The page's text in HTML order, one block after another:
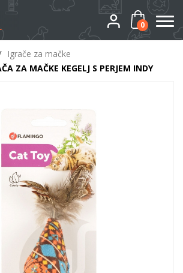
0
Igrače za mačke
ZA MAČKE KEGELJ S PERJEM INDY